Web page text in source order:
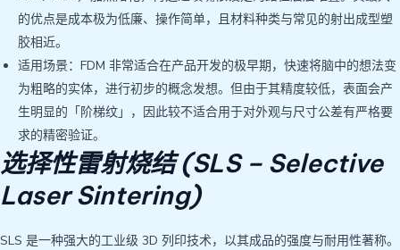
的优点是成本极为低廉、操作简单，且材料种类与常见的射出成型塑
胶相近。
适用场景：FDM 非常适合在产品开发的极早期，快速将脑中的想法变
为粗略的实体，进行初步的概念发想。但由于其精度较低，表面会产
生明显的「阶梯纹」，因此较不适合用于对外观与尺寸公差有严格要
求的精密验证。
选择性雷射烧结 (SLS – Selective
Laser Sintering)
SLS 是一种强大的工业级 3D 列印技术，以其成品的强度与耐用性著称。